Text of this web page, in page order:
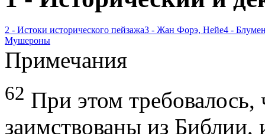
2 - Истоки исторического пейзажа3 - Жан Форэ, Нейе4 -
Мушероны
Примечания
62 При этом
заимствованы из